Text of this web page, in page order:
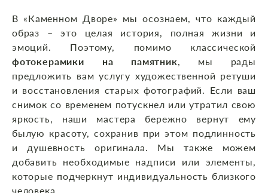
В «Каменном Дворе» мы осознаем, что каждый
образ – это целая история, полная жизни и
эмоций. Поэтому, помимо классической
фотокерамики на памятник, мы рады
предложить вам услугу художественной ретуши
и восстановления старых фотографий. Если ваш
снимок со временем потускнел или утратил свою
яркость, наши мастера бережно вернут ему
былую красоту, сохранив при этом подлинность
и душевность оригинала. Мы также можем
добавить необходимые надписи или элементы,
которые подчеркнут индивидуальность близкого
человека.